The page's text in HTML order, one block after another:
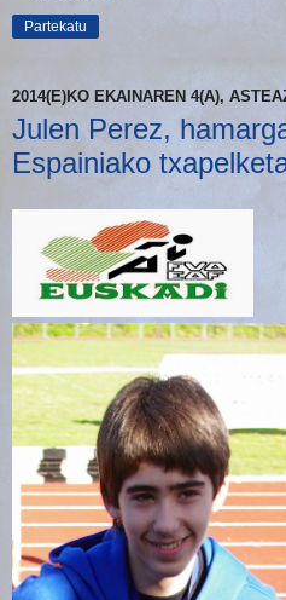
Partekatu
2014(E)KO EKAINAREN 4(A),
Julen Perez,
Espainiako